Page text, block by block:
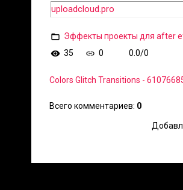
uploadcloud.pro
Эффекты проекты для after
35
0 0.0/0
Colors Glitch Transitions -
Всего комментариев: 0